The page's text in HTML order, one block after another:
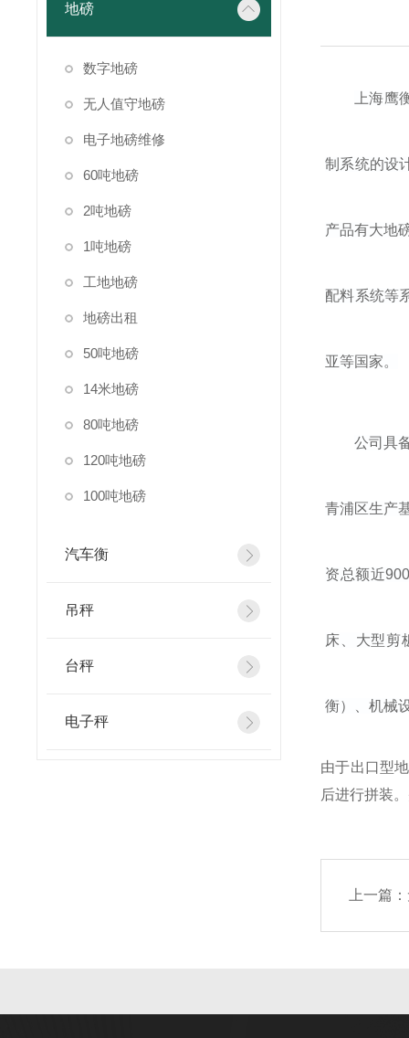
上海鹰
制系统的设
产品有大地
配料系统等
亚等国家。
公司具
青浦区生产
资总额近
床、大型剪
衡）、机械
由于出口型
后进行拼装
上一篇：
地磅
数字地磅
无人值守地磅
电子地磅维修
60吨地磅
2吨地磅
1吨地磅
工地地磅
地磅出租
50吨地磅
14米地磅
80吨地磅
120吨地磅
100吨地磅
汽车衡
吊秤
台秤
电子秤